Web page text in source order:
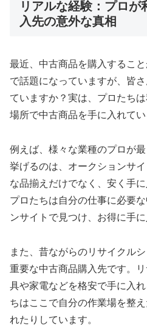
リアルな経験：プロが
入先の意外な真相
最近、中古商品を購入するこ
で話題になっていますが、皆
ていますか？実は、プロたち
場所で中古商品を手に入れてい
例えば、様々な業種のプロが
挙げるのは、オークションサ
な品揃えだけでなく、安く手
プロたちは自分の仕事に必要
ンサイトで見つけ、お得に手に
また、昔ながらのリサイクル
重要な中古商品購入先です。
具や家電などを格安で手に入
ちはここで自分の作業場を整
れたりしています。